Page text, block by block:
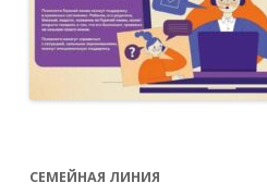
СЕМЕЙНАЯ ЛИНИЯ